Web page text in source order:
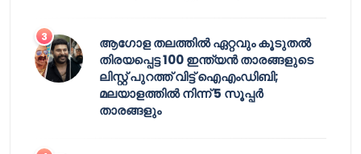
ആഗോള തലത്തിൽ ഏറ്റവും കൂടുതൽ
തിരയപ്പെട്ട 100 ഇന്ത്യൻ താരങ്ങളുടെ
ലിസ്റ്റ് പുറത്ത് വിട്ട് ഐഎംഡിബി;
മലയാളത്തിൽ നിന്ന് 5 സൂപ്പർ
താരങ്ങളും